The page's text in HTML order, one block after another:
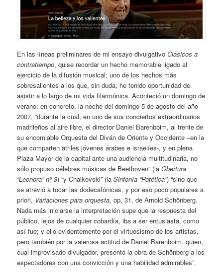
En las líneas preliminares de mi ensayo divulgativoClásicos a
contratiempo, quise recordar un hecho memorable ligado al
ejercicio de la difusión musical; uno de los hechos más
sobresalientes a los que, sin duda, he tenido oportunidad de
asistir a lo largo de mi vida filarmónica. Aconteció un domingo de
verano; en concreto, la noche del domingo 5 de agosto del año
2007, “durante la cual, en uno de sus conciertos extraordinarios
madrileños al aire libre, el director Daniel Barenboim, al frente de
su encomiable Orquesta del Diván de Oriente y Occidente –en la
que comparten atriles jóvenes árabes e israelíes-, y en plena
Plaza Mayor de la capital ante una audiencia multitudinaria, no
sólo propuso célebres músicas de Beethoven” (laObertura
“Leonora” nº 3) “y Chaikovski” (la Sinfonía “Patética”) “sino que
se atrevió a tocar las dodecafónicas, y por eso poco populares a
priori, Variaciones para orquesta, op. 31, de Arnold Schönberg.
Nada más iniciarse la interpretación supe que la respuesta del
público, lejos de cualquier cobardía, iba a ser entusiasta, como
así fue; y ello evidentemente por el virtuosismo de los artistas,
pero también por la valerosa actitud de Daniel Barenboim, quien,
cual improvisado divulgador, presentó la obra de Schönberg a los
espectadores con una convicción y una habilidad admirables”.